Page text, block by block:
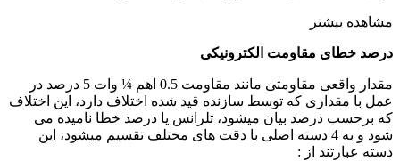
مشاهده بیشتر
درصد خطای مقاومت الکترونیکی
مقدار واقعی مقاومتی مانند مقاومت 0.5 اهم ¼ وات 5 درصد در
عمل با مقداری که توسط سازنده قید شده اختلاف دارد، این اختلاف
که برحسب درصد بیان میشود، تلرانس یا درصد خطا نامیده می
شود و به 4 دسته اصلی با دقت های مختلف تقسیم میشود، این
دسته عبارتند از :